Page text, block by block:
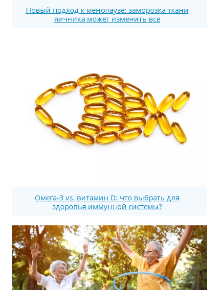
Новый подход к менопаузе: заморозка ткани
яичника может изменить все
Омега-3 vs. витамин D: что выбрать для
здоровья иммунной системы?